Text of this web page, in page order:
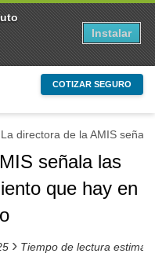
COTIZAR SEGURO
La directora de la AMIS
señala las
que hay en
› Tiempo de lectura
Instalar